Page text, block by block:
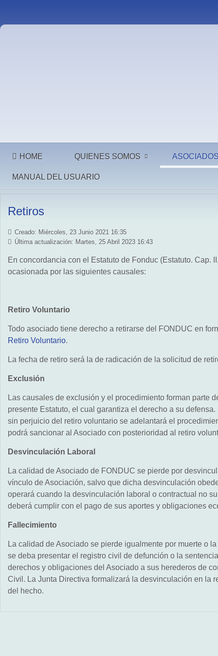
HOME QUIENES SOMOS
MANUAL DEL USUARIO
Retiros
Creado: Miércoles, 23 Junio 2021 16:35
Última actualización: Martes, 25 Abril 2023 16:43
En concordancia con el Estatuto de Fonduc (Estatuto. Cap.
ocasionada por las siguientes causales:
Retiro Voluntario
Todo asociado tiene derecho a retirarse del FONDUC en
Retiro Voluntario.
La fecha de retiro será la de radicación de la solicitud de
Exclusión
Las causales de exclusión y el procedimiento forman parte
presente Estatuto, el cual garantiza el derecho a su
sin perjuicio del retiro voluntario se adelantará el
podrá sancionar al Asociado con posterioridad al retiro
Desvinculación Laboral
La calidad de Asociado de FONDUC se pierde por
vínculo de Asociación, salvo que dicha desvinculación
operará cuando la desvinculación laboral o contractual no
deberá cumplir con el pago de sus aportes y obligaciones
Fallecimiento
La calidad de Asociado se pierde igualmente por muerte o
se deba presentar el registro civil de defunción o la
derechos y obligaciones del Asociado a sus herederos de
Civil. La Junta Directiva formalizará la desvinculación en la
del hecho.